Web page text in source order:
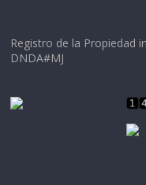
Registro de la Propiedad
DNDA#MJ